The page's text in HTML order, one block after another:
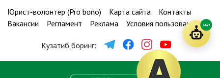
Юрист-волонтер (Pro bono) Карта сайта
Контакты
Вакансии
Регламент Реклама Условия пользования
Кузатиб боринг:
24/7